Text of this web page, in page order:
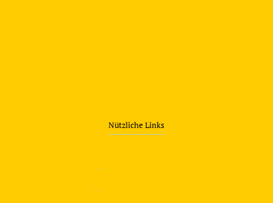
Nützliche Links
—
—